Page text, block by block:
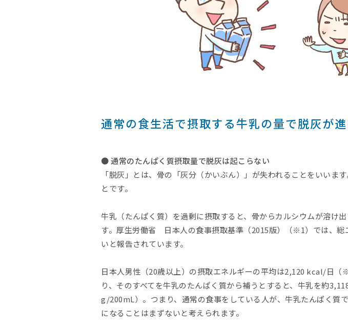
通常の食生活で摂取する牛乳の量で脱灰が進
● 通常のたんぱく質摂取量で脱灰は起こらない
「脱灰」とは、骨の「灰分（かいぶん）」が失われることをいい
とです。
牛乳（たんぱく質）を過剰に摂取すると、骨からカルシウムが溶け
す。厚生労働省 日本人の食事摂取基準（2015版）（※1）では、
いと報告されています。
日本人男性（20歳以上）の摂取エネルギーの平均は2,120 kcal/日
り、そのすべてを牛乳のたんぱく質から補うとすると、牛乳を約
g/200mL）。つまり、通常の食事をしている人が、牛乳たんぱく質
になることはまずないと考えられます。